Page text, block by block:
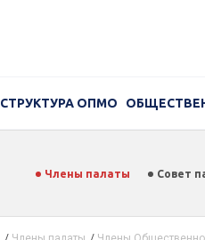
СТРУКТУРА ОПМО
Члены палаты Совет